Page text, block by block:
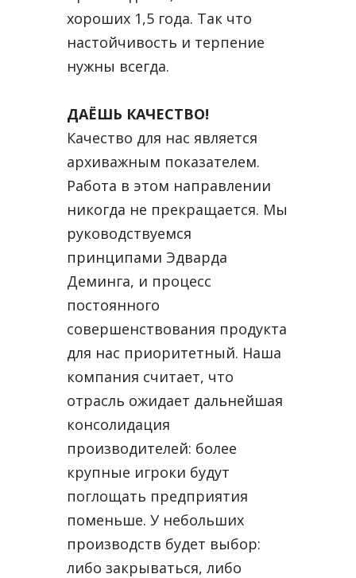
хороших 1,5 года. Так что
настойчивость и терпение
нужны всегда.
ДАЁШЬ КАЧЕСТВО!
Качество для нас является
архиважным показателем.
Работа в этом направлении
никогда не прекращается. Мы
руководствуемся
принципами Эдварда
Деминга, и процесс
постоянного
совершенствования продукта
для нас приоритетный. Наша
компания считает, что
отрасль ожидает дальнейшая
консолидация
производителей: более
крупные игроки будут
поглощать предприятия
поменьше. У небольших
производств будет выбор:
либо закрываться, либо